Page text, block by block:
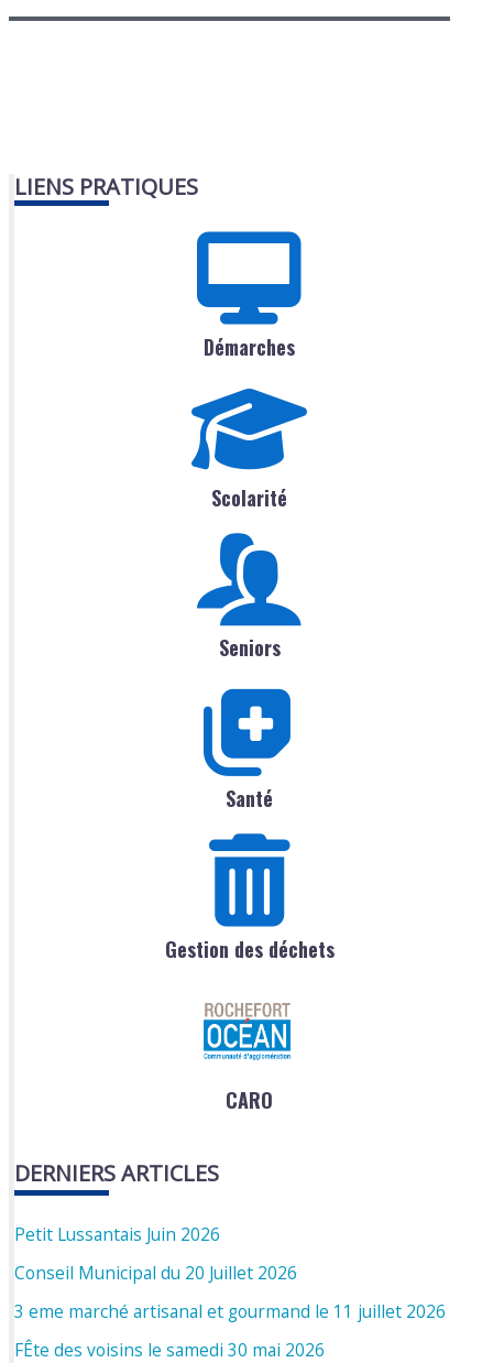
LIENS PRATIQUES
Démarches
Scolarité
Seniors
Santé
Gestion des déchets
CARO
DERNIERS ARTICLES
Petit Lussantais Juin 2026
Conseil Municipal du 20 Juillet 2026
3 eme marché artisanal et gourmand le 11 juillet 2026
FÊte des voisins le samedi 30 mai 2026